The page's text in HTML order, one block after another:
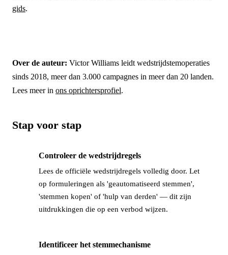
gids.
Over de auteur: Victor Williams leidt wedstrijdstemoperaties
sinds 2018, meer dan 3.000 campagnes in meer dan 20 landen.
Lees meer in ons oprichtersprofiel.
Stap voor stap
Controleer de wedstrijdregels
Lees de officiële wedstrijdregels volledig door. Let
op formuleringen als 'geautomatiseerd stemmen',
'stemmen kopen' of 'hulp van derden' — dit zijn
uitdrukkingen die op een verbod wijzen.
Identificeer het stemmechanisme